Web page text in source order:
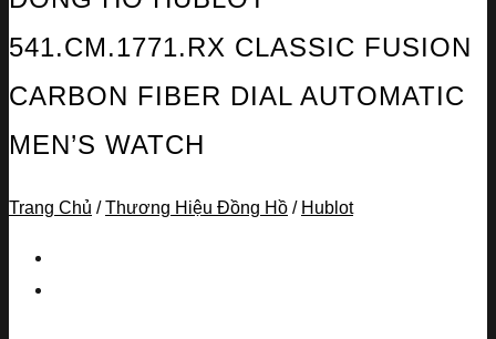
541.CM.1771.RX CLASSIC FUSION
CARBON FIBER DIAL AUTOMATIC
MEN’S WATCH
Trang Chủ / Thương Hiệu Đồng Hồ / Hublot